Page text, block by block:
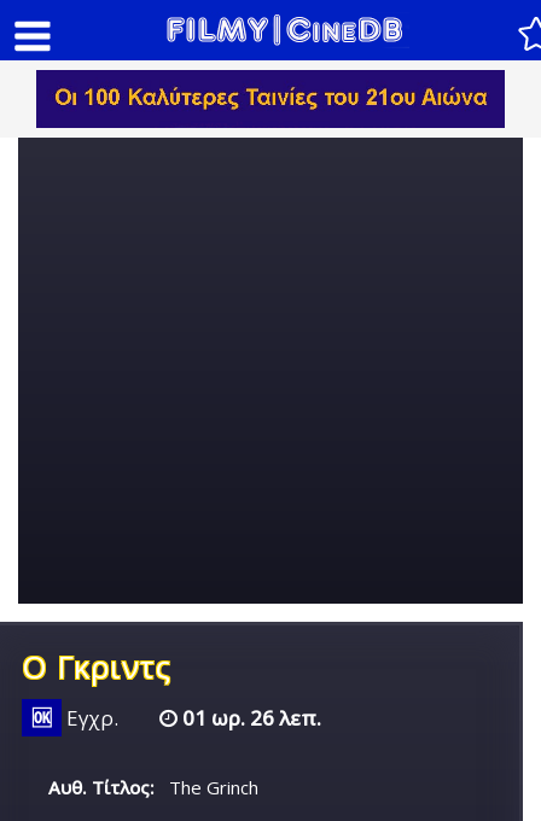
Ο Γκριντς
🆗 Εγχρ. 01 ωρ. 26 λεπ.
Αυθ. Τίτλος:
The Grinch